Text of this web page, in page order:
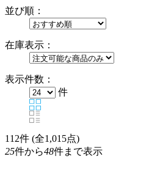
並び順：
在庫表示：
表示件数：
件
112件 (全1,015点)
25件から48件まで表示